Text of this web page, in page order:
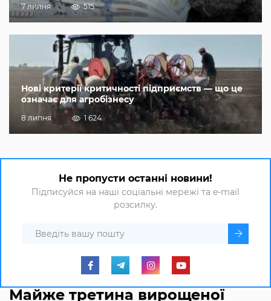
7 липня 515
Нові критерії критичності підприємств — що це
означає для агробізнесу
8 липня 1 624
Не пропусти останні новини!
Підписуйся на наші соціальні мережі та e-mail
розсилку.
Майже третина вирощеної